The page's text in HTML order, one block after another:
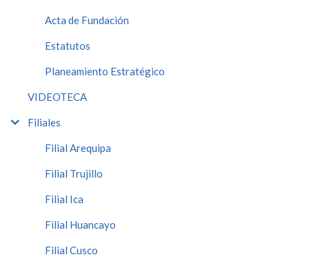
Acta de Fundación
Estatutos
Planeamiento Estratégico
VIDEOTECA
Filiales
Filial Arequipa
Filial Trujillo
Filial Ica
Filial Huancayo
Filial Cusco